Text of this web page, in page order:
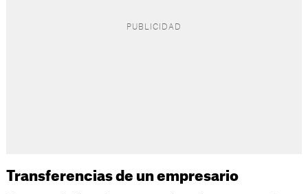
Transferencias de un empresario